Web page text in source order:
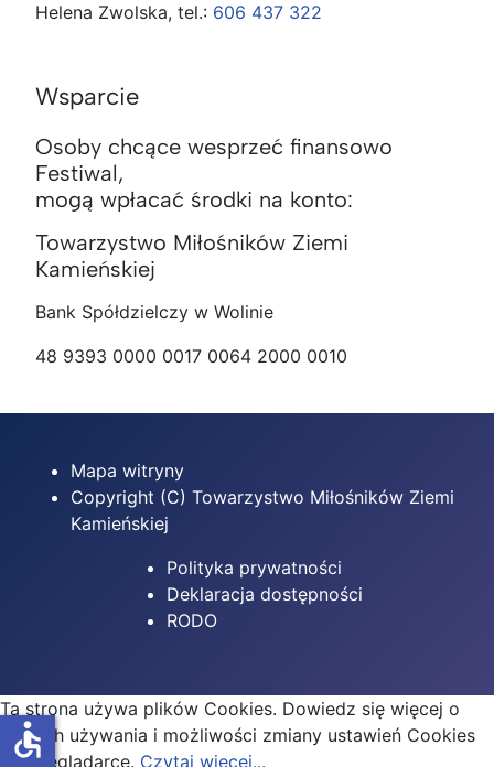
Helena Zwolska, tel.: 606 437 322
Wsparcie
Osoby chcące wesprzeć finansowo
Festiwal,
mogą wpłacać środki na konto:
Towarzystwo Miłośników Ziemi
Kamieńskiej
Bank Spółdzielczy w Wolinie
48 9393 0000 0017 0064 2000 0010
Mapa witryny
Copyright (C) Towarzystwo Miłośników Ziemi
Kamieńskiej
Polityka prywatności
Deklaracja dostępności
RODO
Ta strona używa plików Cookies. Dowiedz się więcej o
celu ich używania i możliwości zmiany ustawień Cookies
w przeglądarce. Czytaj więcej...
accessible